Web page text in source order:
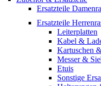
Ersatzteile
Ersatzteile
Leiterplatten
Kabel &
Kartuschen
Messer &
Etuis
Sonstige